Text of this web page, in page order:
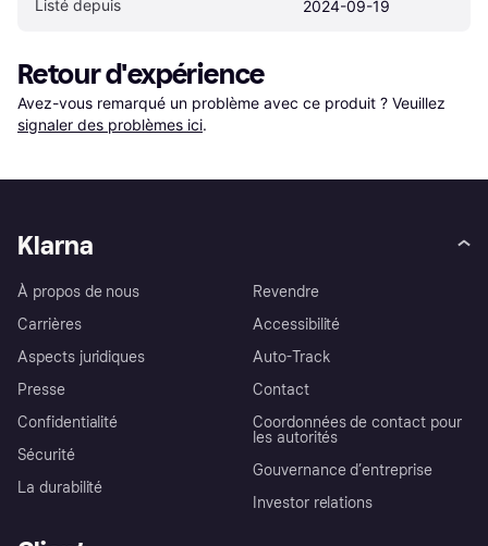
Listé depuis 2024-09-19
Retour d'expérience
Avez-vous remarqué un problème avec ce produit ? Veuillez
signaler des problèmes ici.
Klarna
À propos de nous
Carrières
Aspects juridiques
Presse
Confidentialité
Sécurité
La durabilité
Revendre
Accessibilité
Auto-Track
Contact
Coordonnées de contact pour
les autorités
Gouvernance d’entreprise
Investor relations